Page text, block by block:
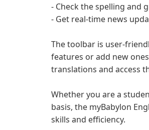
- Check the spelling and
- Get real-time news
The toolbar is user-
features or add new
translations and access
Whether you are a
basis, the myBabylon
skills and efficiency.